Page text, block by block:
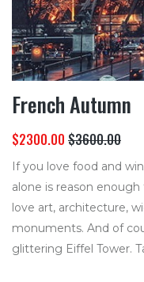
French Autumn
$2300.00 $3600.00
If you love food and
alone is reason
love art, architecture,
monuments. And of
glittering Eiffel Tower.